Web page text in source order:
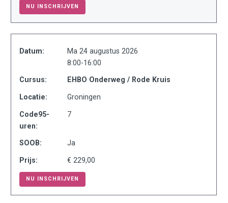
NU INSCHRIJVEN
Datum:
Ma 24 augustus 2026
8:00-16:00
Cursus: EHBO Onderweg / Rode Kruis
Locatie: Groningen
Code95-
uren:
7
SOOB: Ja
Prijs: € 229,00
NU INSCHRIJVEN